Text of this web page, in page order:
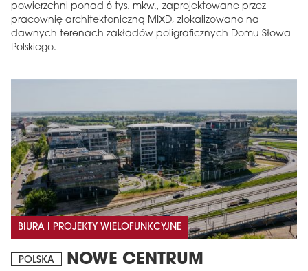
powierzchni ponad 6 tys. mkw., zaprojektowane przez
pracownię architektoniczną MIXD, zlokalizowano na
dawnych terenach zakładów poligraficznych Domu Słowa
Polskiego.
BIURA I PROJEKTY WIELOFUNKCYJNE
POLSKA
NOWE CENTRUM